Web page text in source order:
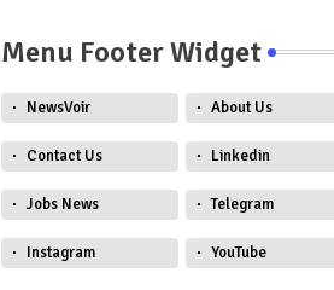
Menu Footer Widget
NewsVoir About Us
Contact Us Linkedin
Jobs News Telegram
Instagram YouTube